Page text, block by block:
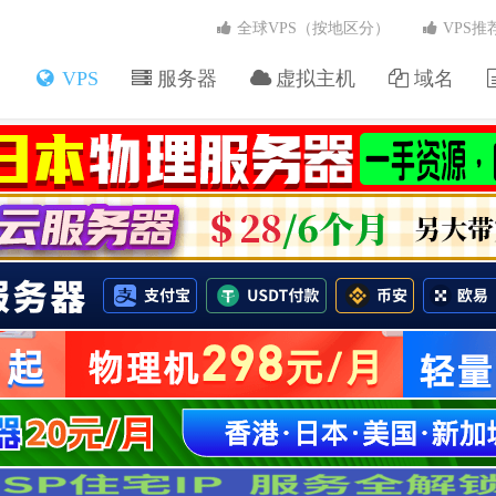
VPS 服务器 虚拟主机 域名
全球VPS（按地区分） VPS推